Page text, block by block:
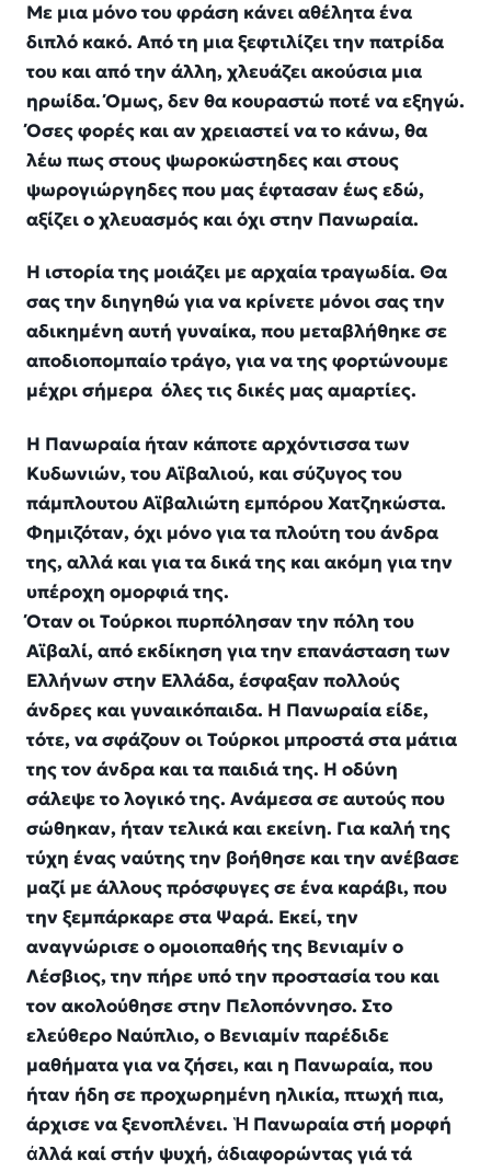
Με μια μόνο του φράση κάνει αθέλητα ένα
διπλό κακό. Από τη μια ξεφτιλίζει την πατρίδα
του και από την άλλη, χλευάζει ακούσια μια
ηρωίδα. Όμως, δεν θα κουραστώ ποτέ να εξηγώ.
Όσες φορές και αν χρειαστεί να το κάνω, θα
λέω πως στους ψωροκώστηδες και στους
ψωρογιώργηδες που μας έφτασαν έως εδώ,
αξίζει ο χλευασμός και όχι στην Πανωραία.
Η ιστορία της μοιάζει με αρχαία τραγωδία. Θα
σας την διηγηθώ για να κρίνετε μόνοι σας την
αδικημένη αυτή γυναίκα, που μεταβλήθηκε σε
αποδιοπομπαίο τράγο, για να της φορτώνουμε
μέχρι σήμερα όλες τις δικές μας αμαρτίες.
Η Πανωραία ήταν κάποτε αρχόντισσα των
Κυδωνιών, του Αϊβαλιού, και σύζυγος του
πάμπλουτου Αϊβαλιώτη εμπόρου Χατζηκώστα.
Φημιζόταν, όχι μόνο για τα πλούτη του άνδρα
της, αλλά και για τα δικά της και ακόμη για την
υπέροχη ομορφιά της.
Όταν οι Τούρκοι πυρπόλησαν την πόλη του
Αϊβαλί, από εκδίκηση για την επανάσταση των
Ελλήνων στην Ελλάδα, έσφαξαν πολλούς
άνδρες και γυναικόπαιδα. Η Πανωραία είδε,
τότε, να σφάζουν οι Τούρκοι μπροστά στα μάτια
της τον άνδρα και τα παιδιά της. Η οδύνη
σάλεψε το λογικό της. Ανάμεσα σε αυτούς που
σώθηκαν, ήταν τελικά και εκείνη. Για καλή της
τύχη ένας ναύτης την βοήθησε και την ανέβασε
μαζί με άλλους πρόσφυγες σε ένα καράβι, που
την ξεμπάρκαρε στα Ψαρά. Εκεί, την
αναγνώρισε ο ομοιοπαθής της Βενιαμίν ο
Λέσβιος, την πήρε υπό την προστασία του και
τον ακολούθησε στην Πελοπόννησο. Στο
ελεύθερο Ναύπλιο, ο Βενιαμίν παρέδιδε
μαθήματα για να ζήσει, και η Πανωραία, που
ήταν ήδη σε προχωρημένη ηλικία, πτωχή πια,
άρχισε να ξενοπλένει. Ἡ Πανωραία στή μορφή
ἀλλά καί στήν ψυχή, ἀδιαφορώντας γιά τά